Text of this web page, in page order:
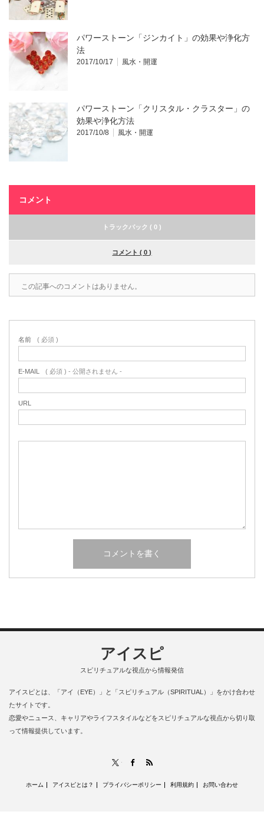
パワーストーン「ジンカイト」の効果や浄化方
法
2017/10/17 風水・開運
パワーストーン「クリスタル・クラスター」の
効果や浄化方法
2017/10/8 風水・開運
コメント
トラックバック ( 0 )
コメント ( 0 )
この記事へのコメントはありません。
名前 ( 必須 )
E-MAIL ( 必須 ) - 公開されません -
URL
アイスピ
スピリチュアルな視点から情報発信
アイスピとは、「アイ（EYE）」と「スピリチュアル（SPIRITUAL）」をかけ合わせ
たサイトです。
恋愛やニュース、キャリアやライフスタイルなどをスピリチュアルな視点から切り取
って情報提供しています。
Facebook
ホーム アイスピとは？ プライバシーポリシー 利用規約 お問い合わせ